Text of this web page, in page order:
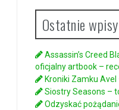
Ostatnie wpisy
Assassin’s Creed
oficjalny artbook –
Kroniki Zamku
Siostry Seasons –
Odzyskać